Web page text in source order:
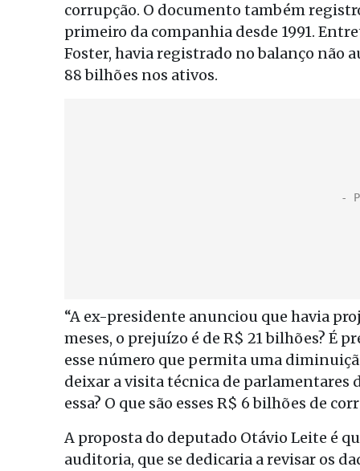
corrupção. O documento também
primeiro da companhia desde 1991.
Foster, havia registrado no balanço não
88 bilhões nos ativos.
“A ex-presidente anunciou que havia
meses, o prejuízo é de R$ 21 bilhões? É
esse número que permita uma
deixar a visita técnica de parlamentares
essa? O que são esses R$ 6 bilhões de
A proposta do deputado Otávio Leite é
auditoria, que se dedicaria a revisar os